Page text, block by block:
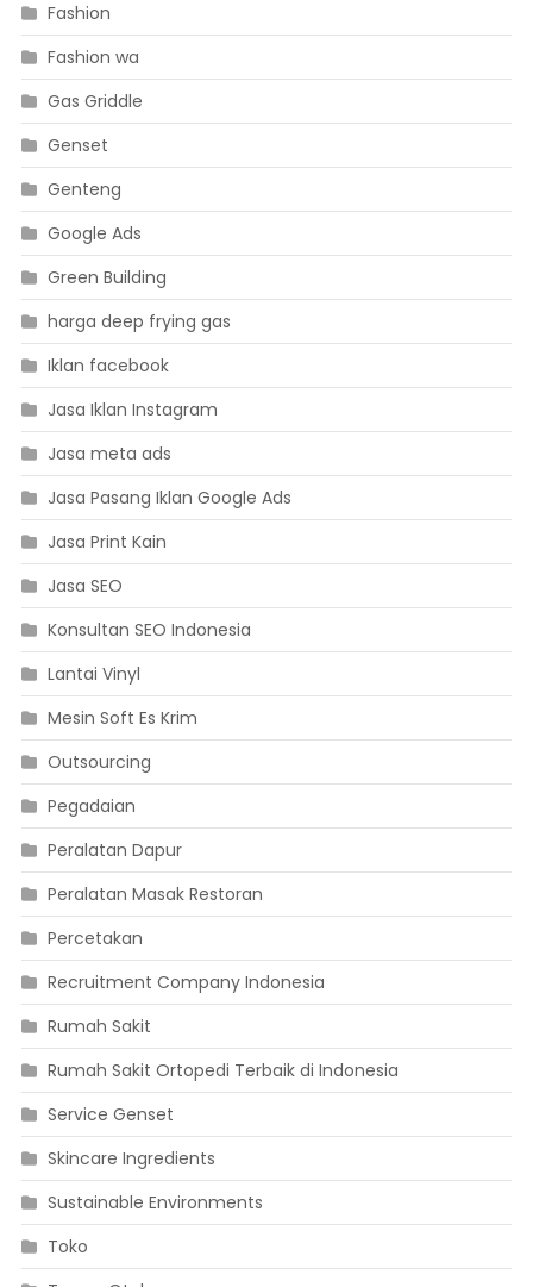
Fashion
Fashion wa
Gas Griddle
Genset
Genteng
Google Ads
Green Building
harga deep frying gas
Iklan facebook
Jasa Iklan Instagram
Jasa meta ads
Jasa Pasang Iklan Google Ads
Jasa Print Kain
Jasa SEO
Konsultan SEO Indonesia
Lantai Vinyl
Mesin Soft Es Krim
Outsourcing
Pegadaian
Peralatan Dapur
Peralatan Masak Restoran
Percetakan
Recruitment Company Indonesia
Rumah Sakit
Rumah Sakit Ortopedi Terbaik di Indonesia
Service Genset
Skincare Ingredients
Sustainable Environments
Toko